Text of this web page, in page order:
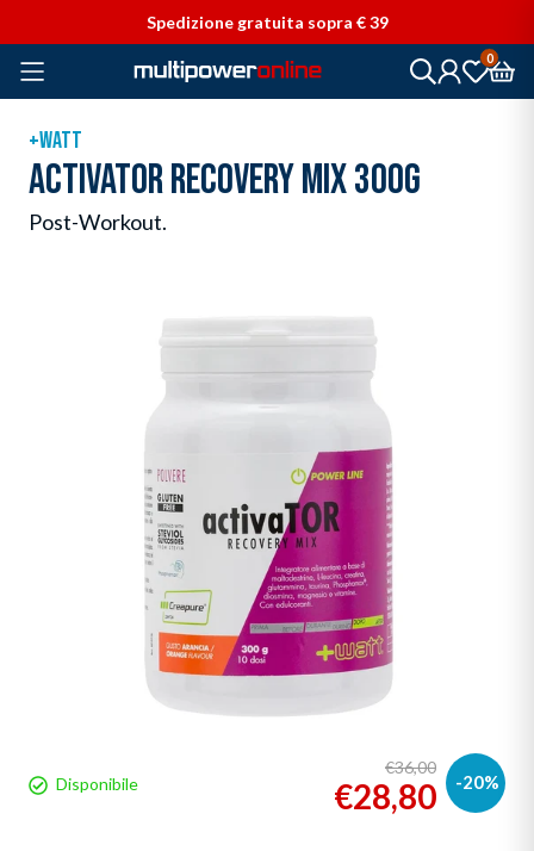
Spedizione gratuita sopra € 39
0
+WATT
ACTIVATOR RECOVERY MIX 300G
Post-Workout.
Disponibile -20%
€36,00
€28,80